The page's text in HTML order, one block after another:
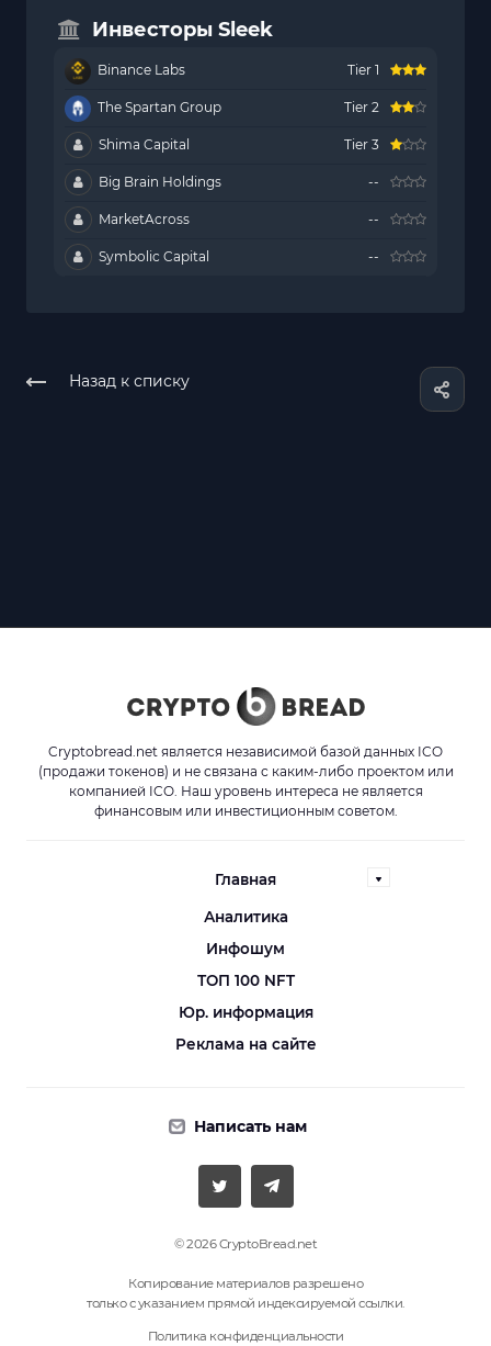
Инвесторы Sleek
Binance Labs Tier 1
The Spartan Group Tier 2
Shima Capital Tier 3
Big Brain Holdings --
MarketAcross --
Symbolic Capital --
Назад к списку
Cryptobread.net является независимой базой данных ICO
(продажи токенов) и не связана с каким-либо проектом или
компанией ICO. Наш уровень интереса не является
финансовым или инвестиционным советом.
Главная
Аналитика
Инфошум
ТОП 100 NFT
Юр. информация
Реклама на сайте
Написать нам
© 2026 CryptoBread.net
Копирование материалов разрешено
только с указанием прямой индексируемой ссылки.
Политика конфиденциальности